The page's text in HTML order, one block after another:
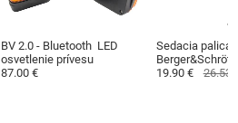
BV 2.0 - Bluetooth LED
osvetlenie prívesu
87.00 €
Sedacia palica
19.90 € 26.53